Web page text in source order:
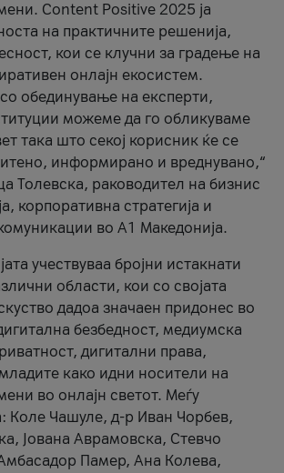
Content Positive 2025 ја
на практичните решенија,
кои се клучни за градење на
онлајн екосистем.
обединување на експерти,
можеме да го обликуваме
така што секој корисник ќе се
информирано и вреднувано,“
Толевска, раководител на бизнис
корпоративна стратегија и
во А1 Македонија.
учествуваа бројни истакнати
области, кои со својата
дадоа значаен придонес во
безбедност, медиумска
дигитални права,
како идни носители на
во онлајн светот. Меѓу
Коле Чашуле, д-р Иван Чорбев,
Јована Аврамовска, Стевчо
Памер, Ана Колева,